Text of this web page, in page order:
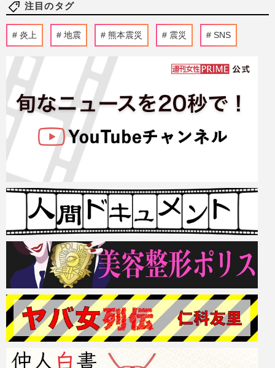
注目のタグ
炎上 地震 熊本震災 震災 SNS